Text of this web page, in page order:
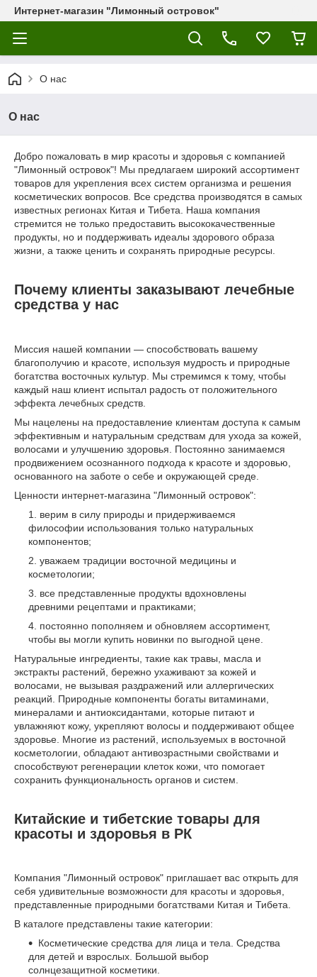
Интернет-магазин "Лимонный островок"
О нас
О нас
Добро пожаловать в мир красоты и здоровья с компанией
"Лимонный островок"! Мы предлагаем широкий ассортимент
товаров для укрепления всех систем организма и решения
косметических вопросов. Все средства производятся в самых
известных регионах Китая и Тибета. Наша компания
стремится не только предоставить высококачественные
продукты, но и поддерживать идеалы здорового образа
жизни, а также ценить и сохранять природные ресурсы.
Почему клиенты заказывают лечебные
средства у нас
Миссия нашей компании — способствовать вашему
благополучию и красоте, используя мудрость и природные
богатства восточных культур. Мы стремимся к тому, чтобы
каждый наш клиент испытал радость от положительного
эффекта лечебных средств.
Мы нацелены на предоставление клиентам доступа к самым
эффективным и натуральным средствам для ухода за кожей,
волосами и улучшению здоровья. Постоянно занимаемся
продвижением осознанного подхода к красоте и здоровью,
основанного на заботе о себе и окружающей среде.
Ценности интернет-магазина "Лимонный островок":
верим в силу природы и придерживаемся
философии использования только натуральных
компонентов;
уважаем традиции восточной медицины и
косметологии;
все представленные продукты вдохновлены
древними рецептами и практиками;
постоянно пополняем и обновляем ассортимент,
чтобы вы могли купить новинки по выгодной цене.
Натуральные ингредиенты, такие как травы, масла и
экстракты растений, бережно ухаживают за кожей и
волосами, не вызывая раздражений или аллергических
реакций. Природные компоненты богаты витаминами,
минералами и антиоксидантами, которые питают и
увлажняют кожу, укрепляют волосы и поддерживают общее
здоровье. Многие из растений, используемых в восточной
косметологии, обладают антивозрастными свойствами и
способствуют регенерации клеток кожи, что помогает
сохранить функциональность органов и систем.
Китайские и тибетские товары для
красоты и здоровья в РК
Компания "Лимонный островок" приглашает вас открыть для
себя удивительные возможности для красоты и здоровья,
представленные природными богатствами Китая и Тибета.
В каталоге представлены такие категории:
Косметические средства для лица и тела. Средства
для детей и взрослых. Большой выбор
солнцезащитной косметики.